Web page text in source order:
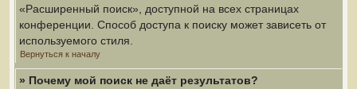
«Расширенный поиск», доступной на всех страницах
конференции. Способ доступа к поиску может зависеть от
используемого стиля.
Вернуться к началу
» Почему мой поиск не даёт результатов?